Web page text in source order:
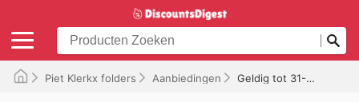
Piet Klerkx folders Aanbiedingen Geldig tot 31-12-2025